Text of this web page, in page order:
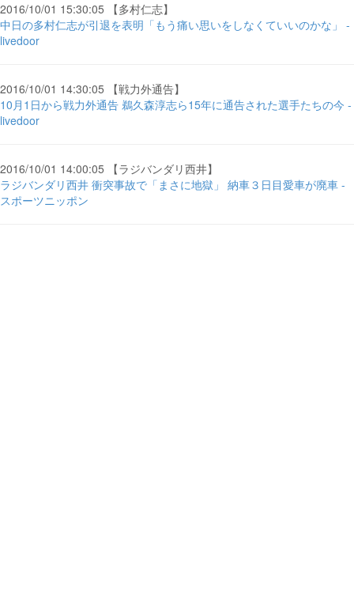
2016/10/01 15:30:05 【多村仁志】
中日の多村仁志が引退を表明「もう痛い思いをしなくていいのかな」 -
livedoor
2016/10/01 14:30:05 【戦力外通告】
10月1日から戦力外通告 鵜久森淳志ら15年に通告された選手たちの今 -
livedoor
2016/10/01 14:00:05 【ラジバンダリ西井】
ラジバンダリ西井 衝突事故で「まさに地獄」 納車３日目愛車が廃車 -
スポーツニッポン